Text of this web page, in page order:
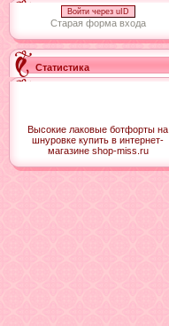
Войти через uID
Старая форма входа
Статистика
Высокие лаковые ботфорты на
шнуровке купить в интернет-
магазине shop-miss.ru